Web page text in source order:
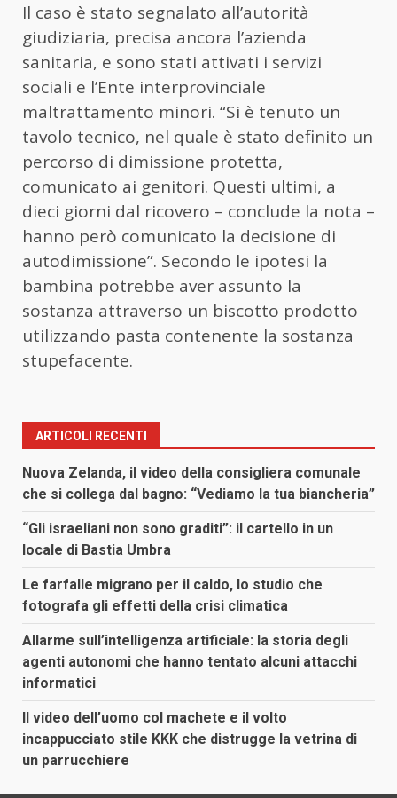
Il caso è stato segnalato all’autorità
giudiziaria, precisa ancora l’azienda
sanitaria, e sono stati attivati i servizi
sociali e l’Ente interprovinciale
maltrattamento minori. “Si è tenuto un
tavolo tecnico, nel quale è stato definito un
percorso di dimissione protetta,
comunicato ai genitori. Questi ultimi, a
dieci giorni dal ricovero – conclude la nota –
hanno però comunicato la decisione di
autodimissione”. Secondo le ipotesi la
bambina potrebbe aver assunto la
sostanza attraverso un biscotto prodotto
utilizzando pasta contenente la sostanza
stupefacente.
ARTICOLI RECENTI
Nuova Zelanda, il video della consigliera comunale
che si collega dal bagno: “Vediamo la tua biancheria”
“Gli israeliani non sono graditi”: il cartello in un
locale di Bastia Umbra
Le farfalle migrano per il caldo, lo studio che
fotografa gli effetti della crisi climatica
Allarme sull’intelligenza artificiale: la storia degli
agenti autonomi che hanno tentato alcuni attacchi
informatici
Il video dell’uomo col machete e il volto
incappucciato stile KKK che distrugge la vetrina di
un parrucchiere